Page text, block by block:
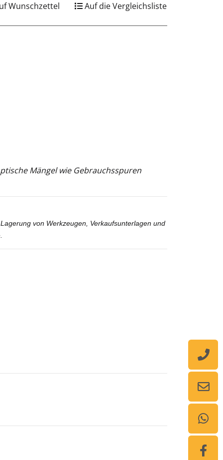
Wunschzettel Auf die Vergleichsliste
Mängel wie Gebrauchsspuren
von Werkzeugen, Verkaufsunterlagen und